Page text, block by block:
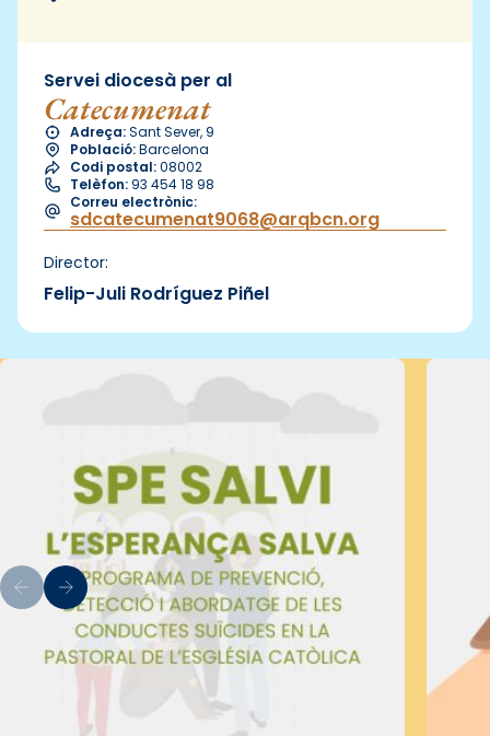
Servei diocesà per al
Catecumenat
Adreça:Sant Sever, 9
Població:Barcelona
Codi postal:08002
Telèfon: 93 454 18 98
Correu electrònic:
sdcatecumenat9068@arqbcn.org
Director:
Felip-Juli Rodríguez Piñel